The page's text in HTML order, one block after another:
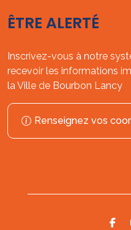
ÊTRE ALERTÉ
Inscrivez-vous à notre
recevoir les informations
la Ville de Bourbon Lancy
Renseignez vos